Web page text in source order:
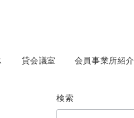
貸会議室 会員事業所紹介
検索